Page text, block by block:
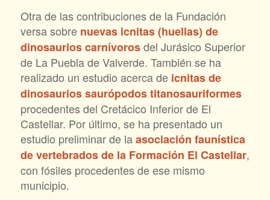
Otra de las contribuciones de la Fundación
versa sobre nuevas icnitas (huellas) de
dinosaurios carnívorosdel Jurásico Superior
de La Puebla de Valverde. También se ha
realizado un estudio acerca deicnitas de
dinosaurios saurópodos titanosauriformes
procedentes del Cretácico Inferior de El
Castellar. Por último, se ha presentado un
estudio preliminar de laasociación faunística
de vertebrados de la Formación El Castellar,
con fósiles procedentes de ese mismo
municipio.